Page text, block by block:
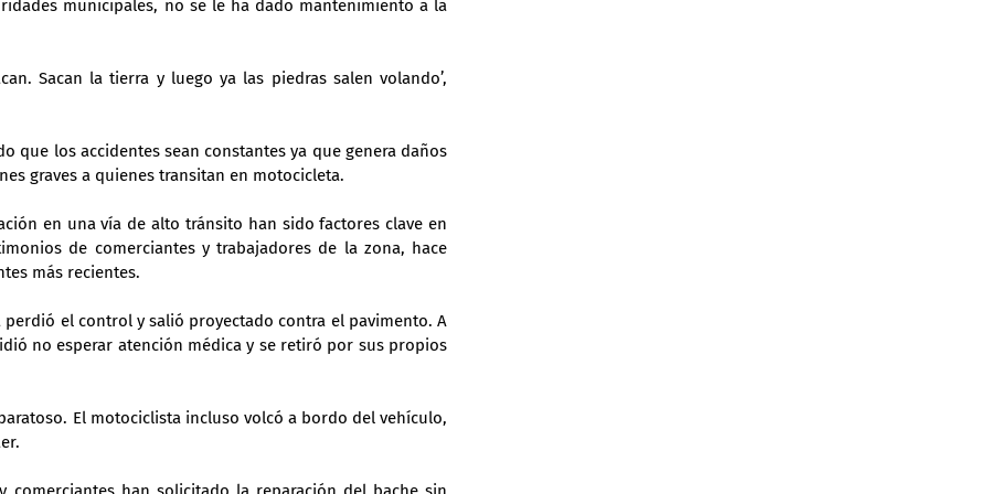
municipales, no se le ha dado mantenimiento a la
Sacan la tierra y luego ya las piedras salen volando’,
que los accidentes sean constantes ya que genera daños
graves a quienes transitan en motocicleta.
en una vía de alto tránsito han sido factores clave en
de comerciantes y trabajadores de la zona, hace
más recientes.
el control y salió proyectado contra el pavimento. A
no esperar atención médica y se retiró por sus propios
El motociclista incluso volcó a bordo del vehículo,